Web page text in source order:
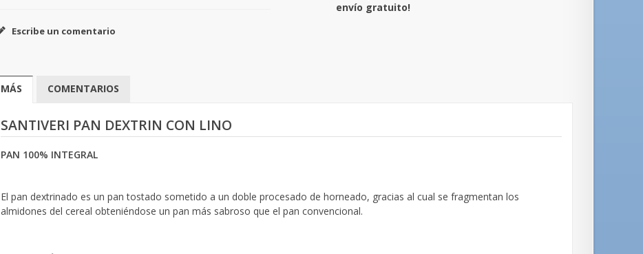
Escribe un comentario
envío gratuito!
MÁS COMENTARIOS
SANTIVERI PAN DEXTRIN CON LINO
PAN 100% INTEGRAL
El pan dextrinado es un pan tostado sometido a un doble procesado de horneado, gracias al cual se fragmentan los
almidones del cereal obteniéndose un pan más sabroso que el pan convencional.